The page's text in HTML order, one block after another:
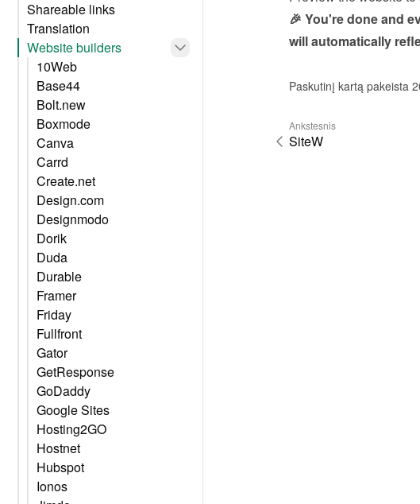
Shareable links
Translation
Website builders
10Web
Base44
Bolt.new
Boxmode
Canva
Carrd
Create.net
Design.com
Designmodo
Dorik
Duda
Durable
Framer
Friday
Fullfront
Gator
GetResponse
GoDaddy
Google Sites
Hosting2GO
Hostnet
Hubspot
Ionos
🎉 You're done and
will automatically
Paskutinį kartą pakeista
Ankstesnis
SiteW